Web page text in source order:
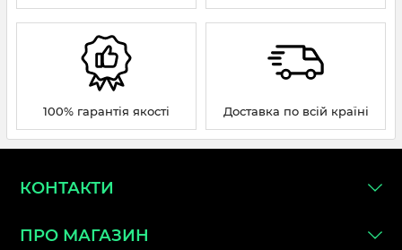
100% гарантія якості Доставка по всій країні
КОНТАКТИ
ПРО МАГАЗИН